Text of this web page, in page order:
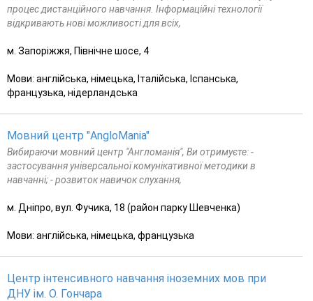
процес дистанційного навчання. Інформаційні технології
відкривають нові можливості для всіх,
м. Запоріжжя, Північне шосе, 4
Мови: англійська, німецька, Італійська, Іспанська,
французька, нідерландська
Мовний центр "AngloMania"
Вибираючи мовний центр "Англоманія", Ви отримуєте: -
застосування універсальної комунікативної методики в
навчанні; - розвиток навичок слухання,
м. Дніпро, вул. Фучика, 18 (район парку Шевченка)
Мови: англійська, німецька, французька
Центр інтенсивного навчання іноземних мов при
ДНУ ім. О. Гончара